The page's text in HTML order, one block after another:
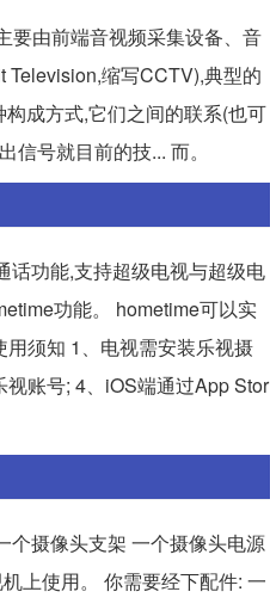
要由前端音视频采集设备、音
缩写CCTV),典型的
成方式,它们之间的联系(也可
号就目前的技... 而。
话功能,支持超级电视与超级电
功能。 hometime可以实
须知 1、电视需安装乐视摄
账号; 4、iOS端通过App Stor
个摄像头支架 一个摄像头电源
上使用。 你需要经下配件: 一